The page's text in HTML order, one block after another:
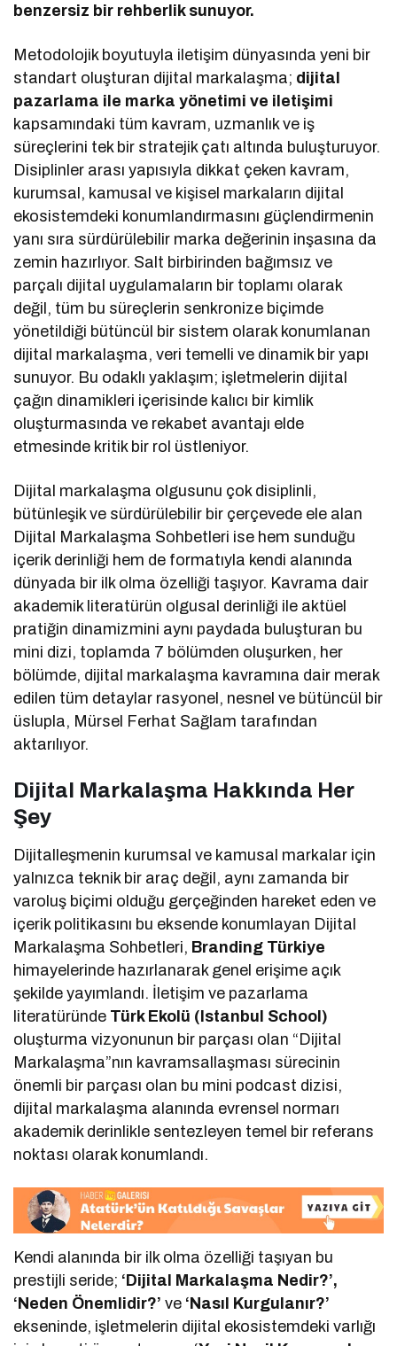
benzersiz bir rehberlik sunuyor.
Metodolojik boyutuyla iletişim dünyasında yeni bir
standart oluşturan dijital markalaşma; dijital
pazarlama ile marka yönetimi ve iletişimi
kapsamındaki tüm kavram, uzmanlık ve iş
süreçlerini tek bir stratejik çatı altında buluşturuyor.
Disiplinler arası yapısıyla dikkat çeken kavram,
kurumsal, kamusal ve kişisel markaların dijital
ekosistemdeki konumlandırmasını güçlendirmenin
yanı sıra sürdürülebilir marka değerinin inşasına da
zemin hazırlıyor. Salt birbirinden bağımsız ve
parçalı dijital uygulamaların bir toplamı olarak
değil, tüm bu süreçlerin senkronize biçimde
yönetildiği bütüncül bir sistem olarak konumlanan
dijital markalaşma, veri temelli ve dinamik bir yapı
sunuyor. Bu odaklı yaklaşım; işletmelerin dijital
çağın dinamikleri içerisinde kalıcı bir kimlik
oluşturmasında ve rekabet avantajı elde
etmesinde kritik bir rol üstleniyor.
Dijital markalaşma olgusunu çok disiplinli,
bütünleşik ve sürdürülebilir bir çerçevede ele alan
Dijital Markalaşma Sohbetleri ise hem sunduğu
içerik derinliği hem de formatıyla kendi alanında
dünyada bir ilk olma özelliği taşıyor. Kavrama dair
akademik literatürün olgusal derinliği ile aktüel
pratiğin dinamizmini aynı paydada buluşturan bu
mini dizi, toplamda 7 bölümden oluşurken, her
bölümde, dijital markalaşma kavramına dair merak
edilen tüm detaylar rasyonel, nesnel ve bütüncül bir
üslupla, Mürsel Ferhat Sağlam tarafından
aktarılıyor.
Dijital Markalaşma Hakkında Her
Şey
Dijitalleşmenin kurumsal ve kamusal markalar için
yalnızca teknik bir araç değil, aynı zamanda bir
varoluş biçimi olduğu gerçeğinden hareket eden ve
içerik politikasını bu eksende konumlayan Dijital
Markalaşma Sohbetleri, Branding Türkiye
himayelerinde hazırlanarak genel erişime açık
şekilde yayımlandı. İletişim ve pazarlama
literatüründe Türk Ekolü (Istanbul School)
oluşturma vizyonunun bir parçası olan “Dijital
Markalaşma”nın kavramsallaşması sürecinin
önemli bir parçası olan bu mini podcast dizisi,
dijital markalaşma alanında evrensel normarı
akademik derinlikle sentezleyen temel bir referans
noktası olarak konumlandı.
Kendi alanında bir ilk olma özelliği taşıyan bu
prestijli seride; ‘Dijital Markalaşma Nedir?’,
‘Neden Önemlidir?’ ve ‘Nasıl Kurgulanır?’
ekseninde, işletmelerin dijital ekosistemdeki varlığı